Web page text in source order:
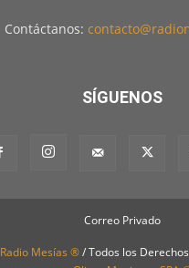
Contáctanos:
SÍGUENOS
Correo Privado
Radio Mesías ®/ Todos los